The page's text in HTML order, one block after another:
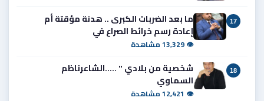
17
ما بعد الضربات الكبرى .. هدنة مؤقتة أم
إعادة رسم خرائط الصراع في
👁 13,329 مشاهدة
18
شخصية من بلادي " .....الشاعرناظم
السماوي
👁 12,421 مشاهدة